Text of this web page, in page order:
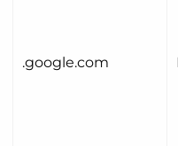
.google.com